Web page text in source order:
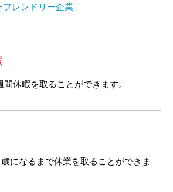
レンドリー企業
休暇を取ることができます。
になるまで休業を取ることができま